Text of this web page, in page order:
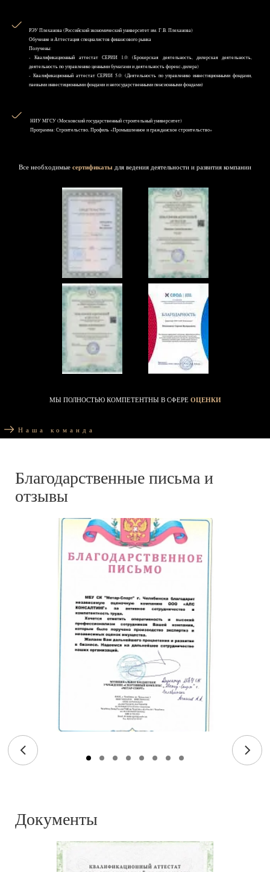
РЭУ Плеханова (Российский экономический университет им. Г.В. Плеханова)
Обучение и Аттестация специалистов финансового рынка
Получены:
- Квалификационный аттестат СЕРИИ 1.0: (Брокерская деятельность, дилерская деятельность,
деятельность по управлению ценными бумагами и деятельность форекс-дилера)
- Квалификационный аттестат СЕРИИ 5.0: (Деятельность по управлению инвестиционными фондами,
паевыми инвестиционными фондами и негосударственными пенсионными фондами)
НИУ MГСУ (Московский государственный строительный университет)
Программа: Строительство, Профиль «Промышленное и гражданское строительство»
Все необходимые сертификаты для ведения деятельности и развития компании
МЫ ПОЛНОСТЬЮ КОМПЕТЕНТНЫ В СФЕРЕ ОЦЕНКИ
Наша команда
Благодарственные письма и
отзывы
Документы